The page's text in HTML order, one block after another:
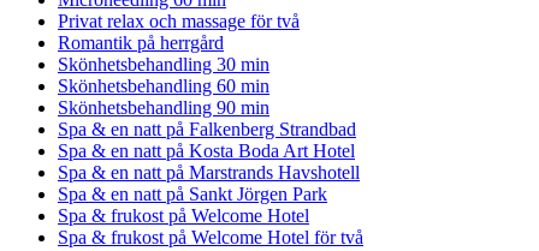
Privat relax och massage för två
Romantik på herrgård
Skönhetsbehandling 30 min
Skönhetsbehandling 60 min
Skönhetsbehandling 90 min
Spa & en natt på Falkenberg Strandbad
Spa & en natt på Kosta Boda Art Hotel
Spa & en natt på Marstrands Havshotell
Spa & en natt på Sankt Jörgen Park
Spa & frukost på Welcome Hotel
Spa & frukost på Welcome Hotel för två